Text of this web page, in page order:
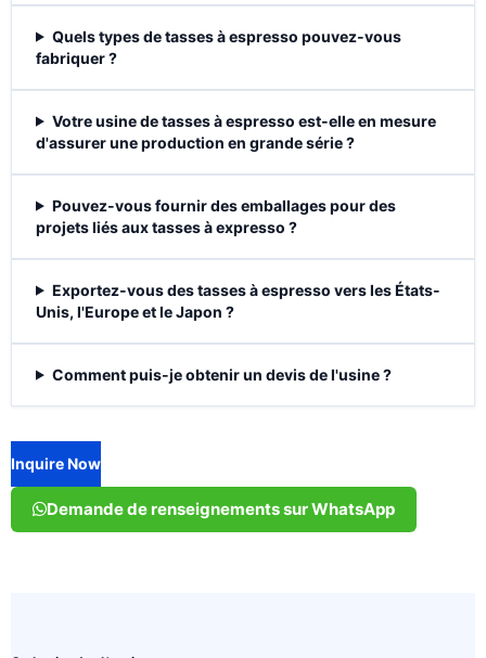
Quels types de tasses à espresso pouvez-vous
fabriquer ?
Votre usine de tasses à espresso est-elle en mesure
d'assurer une production en grande série ?
Pouvez-vous fournir des emballages pour des
projets liés aux tasses à expresso ?
Exportez-vous des tasses à espresso vers les États-
Unis, l'Europe et le Japon ?
Comment puis-je obtenir un devis de l'usine ?
Inquire Now
Demande de renseignements sur WhatsApp